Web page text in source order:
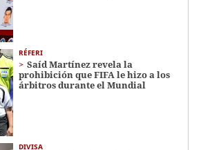
RÉFERI
Saíd Martínez revela la
prohibición que FIFA le hizo a los
árbitros durante el Mundial
DIVISA